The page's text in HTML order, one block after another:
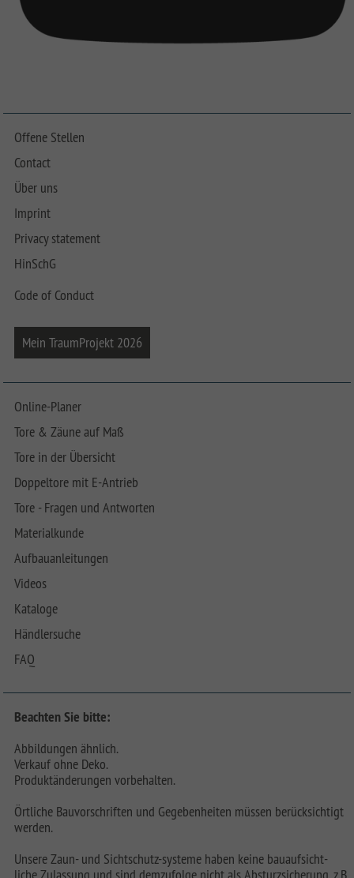
Offene Stellen
Contact
Über uns
Imprint
Privacy statement
HinSchG
Code of Conduct
Mein TraumProjekt 2026
Online-Planer
Tore & Zäune auf Maß
Tore in der Übersicht
Doppeltore mit E-Antrieb
Tore - Fragen und Antworten
Materialkunde
Aufbauanleitungen
Videos
Kataloge
Händlersuche
FAQ
Beachten Sie bitte:
Abbildungen ähnlich.
Verkauf ohne Deko.
Produktänderungen vorbehalten.
Örtliche Bauvorschriften und Gegebenheiten müssen berücksichtigt
werden.
Unsere Zaun- und Sichtschutz-systeme haben keine bauaufsicht-